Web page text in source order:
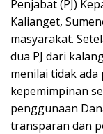
Penjabat (PJ)
Kalianget,
masyarakat.
dua PJ dari
menilai tidak
kepemimpinan
penggunaan
transparan dan